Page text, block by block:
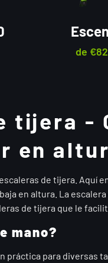
de €
tijera -
en
de tijera. Aquí
en altura. La
de tijera que le
mano?
práctica para diversas